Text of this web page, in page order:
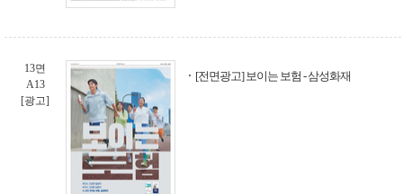
13면
A13
[광고]
[전면광고] 보이는 보험 - 삼성화재